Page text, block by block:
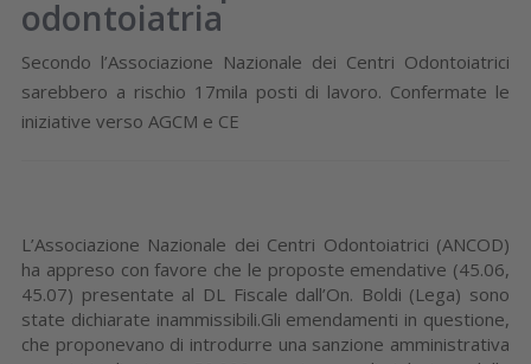
odontoiatria
Secondo l’Associazione Nazionale dei Centri Odontoiatrici
sarebbero a rischio 17mila posti di lavoro. Confermate le
iniziative verso AGCM e CE
L’Associazione Nazionale dei Centri Odontoiatrici (ANCOD)
ha appreso con favore che le proposte emendative (45.06,
45.07) presentate al DL Fiscale dall’On. Boldi (Lega) sono
state dichiarate inammissibili.Gli emendamenti in questione,
che proponevano di introdurre una sanzione amministrativa